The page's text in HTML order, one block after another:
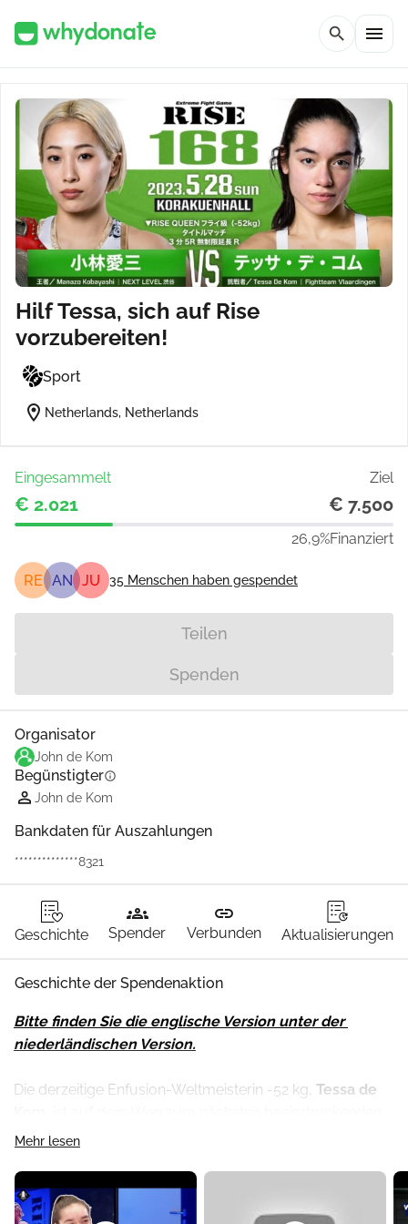
search menu
Hilf Tessa, sich auf Rise
vorzubereiten!
Sport
location_on Netherlands, Netherlands
Eingesammelt Ziel
€ 2.021 € 7.500
26,9%Finanziert
RE AN JU 35 Menschen haben gespendet
Teilen
Spenden
Organisator
John de Kom
Begünstigterinfo
John de Kom
Bankdaten für Auszahlungen
**************8321
Geschichte
groups
Spender
link
Verbunden Aktualisierungen
Geschichte der Spendenaktion
Bitte finden Sie die englische Version unter der
niederländischen Version.
Die derzeitige Enfusion-Weltmeisterin -52 kg, Tessa de
Schritt in ihrer Sportkarriere. Dafür braucht sie Hilfe. Auch
Die 22-jährige Kickboxerin tritt am 28. Mai gegen die
Japanerin Manazo Kobayashi um den begehrten Rise-
Mehr lesen